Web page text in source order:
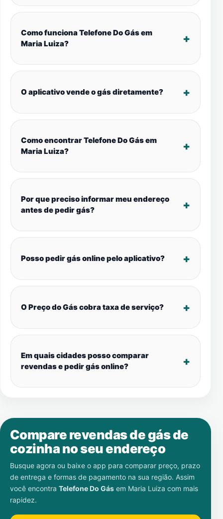
Como funciona Telefone Do Gás em
Maria Luiza?
O aplicativo vende o gás diretamente?
Como encontrar Telefone Do Gás em
Maria Luiza?
Por que preciso informar meu endereço
antes de pedir gás?
Posso pedir gás online pelo aplicativo?
O Preço do Gás cobra taxa de serviço?
Em quais cidades posso comparar
revendas e pedir gás online?
Compare revendas de gás de
cozinha no seu endereço
Busque agora ou baixe o app para comparar preço, prazo
de entrega e formas de pagamento na sua região. Assim
você encontra Telefone Do Gás em Maria Luiza com mais
rapidez.